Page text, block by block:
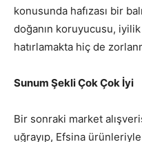
konusunda hafızası bir
doğanın koruyucusu, iyilik
hatırlamakta hiç de
Sunum Şekli Çok Çok İyi
Bir sonraki market
uğrayıp, Efsina